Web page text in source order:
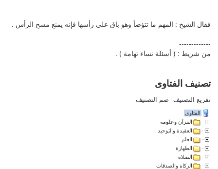
فقال الشيخ : المهم ما تتؤضأ وهو باق على رأسها فإنه يمنع مسح الرأس .
-------------
من شريط : ( أسئلة نساء تهامة ) .
تصنيف الفتاوى
تفريع التصنيف | ضم التصنيف
الفتاوى
القرآن وعلومه
العقيدة والتوحيد
العلم
الطهارة
الصلاة
الزكاة والصدقات